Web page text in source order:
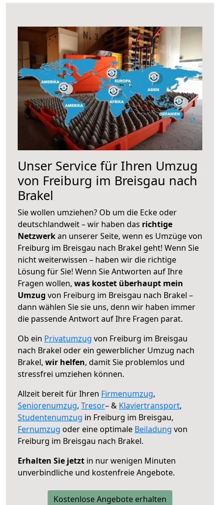
Unser Service für Ihren Umzug
von Freiburg im Breisgau nach
Brakel
Sie wollen umziehen? Ob um die Ecke oder
deutschlandweit – wir haben das richtige
Netzwerkan unserer Seite, wenn es Umzüge von
Freiburg im Breisgau nach Brakel geht! Wenn Sie
nicht weiterwissen – haben wir die richtige
Lösung für Sie! Wenn Sie Antworten auf Ihre
Fragen wollen, was kostet überhaupt mein
Umzug von Freiburg im Breisgau nach Brakel –
dann wählen Sie sie uns, denn wir haben immer
die passende Antwort auf Ihre Fragen parat.
Ob ein Privatumzug von Freiburg im Breisgau
nach Brakel oder ein gewerblicher Umzug nach
Brakel, wir helfen, damit Sie problemlos und
stressfrei umziehen können.
Allzeit bereit für Ihren Firmenumzug,
Seniorenumzug, Tresor– & Klaviertransport,
Studentenumzug in Freiburg im Breisgau,
Fernumzug oder eine optimale Beiladung von
Freiburg im Breisgau nach Brakel.
Erhalten Sie jetzt in nur wenigen Minuten
unverbindliche und kostenfreie Angebote.
Kostenlose Angebote erhalten